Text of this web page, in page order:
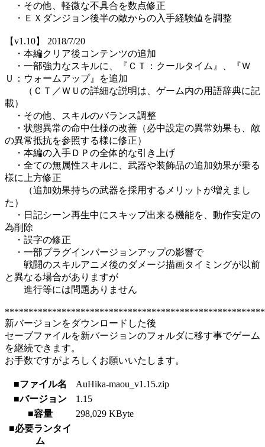
・その他、軽微な不具合を数点修正
・ＥＸダンジョン後半の敵からの入手経験値を調整
【v1.10】 2018/7/20
・本編クリア後コンテンツの追加
・一部強力なスキルに、『ＣＴ：クールタイム』、『Ｗ
Ｕ：ウォームアップ』を追加
（ＣＴ／ＷＵの詳細な説明は、ゲーム内の用語辞典に記
載）
・その他、スキルのバランス調整
・状態異常の命中仕様の改善（必中設定の異常効果も、敵
の異常抵抗を参照する様に修正）
・本編の入手ＤＰの全体的な引き上げ
・全ての無属性スキルに、武器や装飾品の追加効果が乗る
様に上方修正
（追加効果持ちの武器を採用するメリットが増えまし
た）
・日記シーン再生中にスキップ出来る機能を、動作安定の
為削除
・誤字の修正
・一部プラグインバージョンアップの影響で
戦闘のスキルアニメ後のダメージ描画タイミングが以前
と異なる場合がありますが
進行等には問題ありません
新バージョンをダウンロードした後
セーブファイルを新バージョンのフォルダに移す事でゲーム
を継続できます。
お手数ですがよろしくお願いいたします。
■ファイル名
AuHika-maou_v1.15.zip
■バージョン
1.15
■容量
298,029 KByte
■必要ランタイ
ム